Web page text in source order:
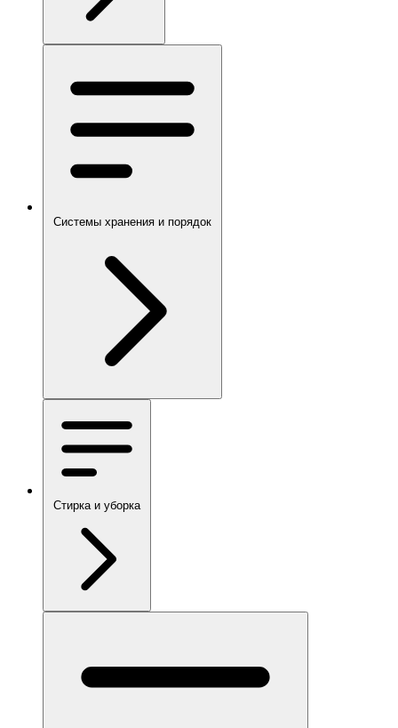
Системы хранения и порядок
Стирка и уборка